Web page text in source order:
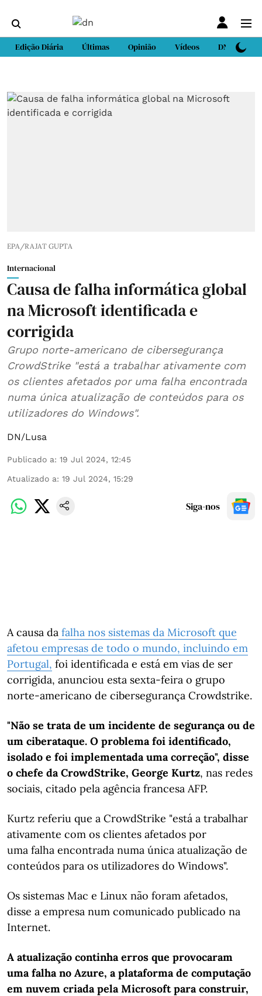
Edição Diária Últimas Opinião Vídeos DN Sport
EPA/RAJAT GUPTA
Internacional
Causa de falha informática global
na Microsoft identificada e
corrigida
Grupo norte-americano de cibersegurança
CrowdStrike "está a trabalhar ativamente com
os clientes afetados por uma falha encontrada
numa única atualização de conteúdos para os
utilizadores do Windows".
DN/Lusa
Publicado a: 19 Jul 2024, 12:45
Atualizado a: 19 Jul 2024, 15:29
Siga-nos
A causa da falha nos sistemas da Microsoft que
afetou empresas de todo o mundo, incluindo em
Portugal, foi identificada e está em vias de ser
corrigida, anunciou esta sexta-feira o grupo
norte-americano de cibersegurança Crowdstrike.
"Não se trata de um incidente de segurança ou de
um ciberataque. O problema foi identificado,
isolado e foi implementada uma correção", disse
o chefe da CrowdStrike, George Kurtz, nas redes
sociais, citado pela agência francesa AFP.
Kurtz referiu que a CrowdStrike "está a trabalhar
ativamente com os clientes afetados por
uma falha encontrada numa única atualização de
conteúdos para os utilizadores do Windows".
Os sistemas Mac e Linux não foram afetados,
disse a empresa num comunicado publicado na
Internet.
A atualização continha erros que provocaram
uma falha no Azure, a plataforma de computação
em nuvem criada pela Microsoft para construir,